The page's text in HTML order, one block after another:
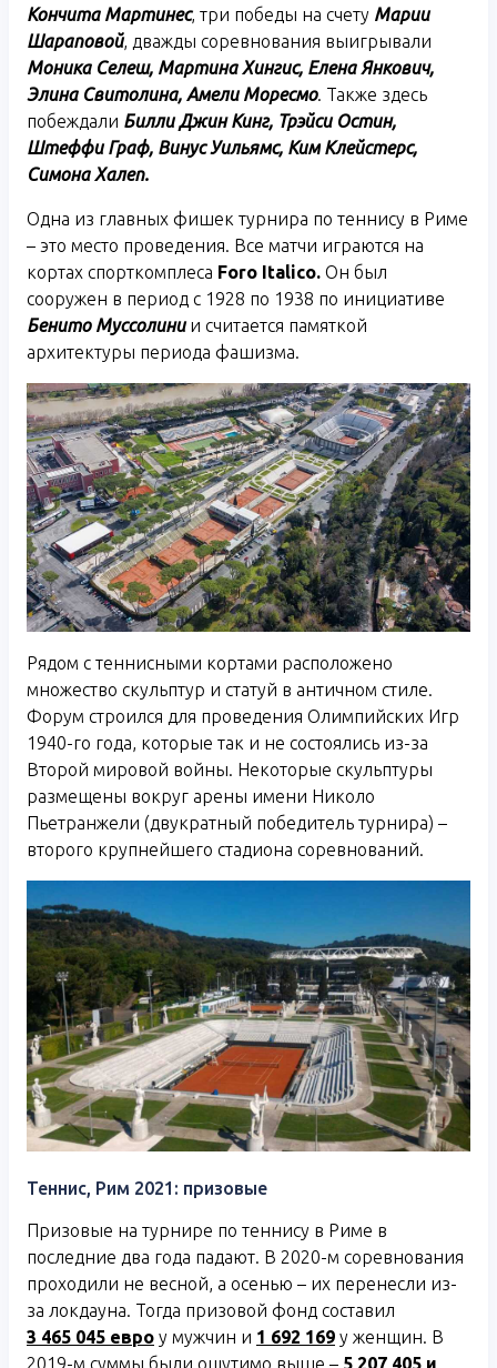
Кончита Мартинес, три победы на счету Марии
Шараповой, дважды соревнования выигрывали
Моника Селеш, Мартина Хингис, Елена Янкович,
Элина Свитолина, Амели Моресмо. Также здесь
побеждали Билли Джин Кинг, Трэйси Остин,
Штеффи Граф, Винус Уильямс, Ким Клейстерс,
Симона Халеп.
Одна из главных фишек турнира по теннису в Риме
– это место проведения. Все матчи играются на
кортах спорткомплеса Foro Italico. Он был
сооружен в период с 1928 по 1938 по инициативе
Бенито Муссолини и считается памяткой
архитектуры периода фашизма.
Рядом с теннисными кортами расположено
множество скульптур и статуй в античном стиле.
Форум строился для проведения Олимпийских Игр
1940-го года, которые так и не состоялись из-за
Второй мировой войны. Некоторые скульптуры
размещены вокруг арены имени Николо
Пьетранжели (двукратный победитель турнира) –
второго крупнейшего стадиона соревнований.
Теннис, Рим 2021: призовые
Призовые на турнире по теннису в Риме в
последние два года падают. В 2020-м соревнования
проходили не весной, а осенью – их перенесли из-
за локдауна. Тогда призовой фонд составил
3 465 045 евро у мужчин и 1 692 169 у женщин. В
2019-м суммы были ощутимо выше – 5 207 405 и